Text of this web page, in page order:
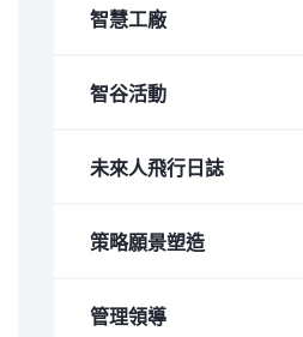
智慧工廠
智谷活動
未來人飛行日誌
策略願景塑造
管理領導